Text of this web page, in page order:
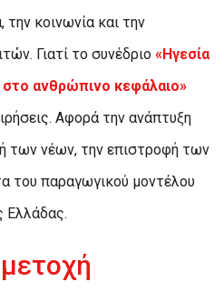
την κοινωνία και την
Γιατί το συνέδριο «Ηγεσία
ανθρώπινο κεφάλαιο»
Αφορά την ανάπτυξη
των νέων, την επιστροφή των
του παραγωγικού μοντέλου
Ελλάδας.